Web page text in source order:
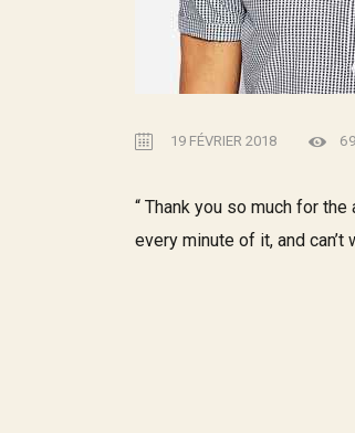
19 FÉVRIER 2018
“ Thank you so much for
every minute of it, and